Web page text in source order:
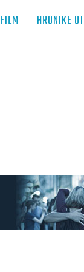
FILM HRONIKE